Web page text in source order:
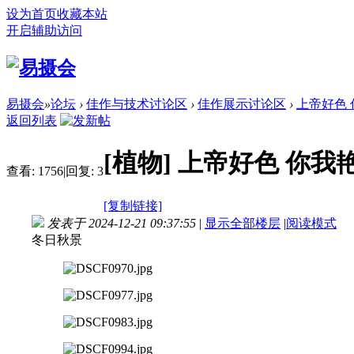
设为首页收藏本站
开启辅助访问
易摄会»论坛 › 佳作与技术讨论区 › 佳作展示讨论区 ›
上帝好色
返回列表
查看: 1756|回复: 3[植物] 上帝好色 你我
[复制链接]
发表于 2024-12-21 09:37:55 | 显示全部楼层 |阅读模式
冬日秋景